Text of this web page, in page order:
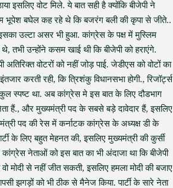
इसलिए वोट मिले. ये बात सही है क्योंकि बीजेपी ने
भूपेश बघेल कह रहे थे कि बजरंग बली की कृपा से जीते..
इसका उल्टा असर भी हुआ. कांग्रेस के पक्ष में मुस्लिम
उन्होंने कसम खाई थी कि बीजेपी को हराएंगे.
वोटरों को नहीं जोड़ पाई. जेडीएस को वोटों का
करती रही, कि त्रिशंकु विधानसभा होगी., रिजॉर्ट्स
स्पष्ट था. अब कांग्रेस मे इस बात के लिए दौडभाग
हैं., और मुख्यमंत्री पद के सबसे बड़े दावेदार हैं, इसलिए
पद की रेस में कर्नाटक कांग्रेस के अध्यक्ष डी के
के लिए बहुत मेहनत की, इसलिए मुख्यमंत्री की कुर्सी
नेताओं को इस बात का भी अंदाजा था कि बीजेपी
मोदी से नहीं जीत सकती, इसलिए हमला मोदी की बजाए
झगड़ों को भी ठीक से मैनेज किया. पार्टी के सारे नेता